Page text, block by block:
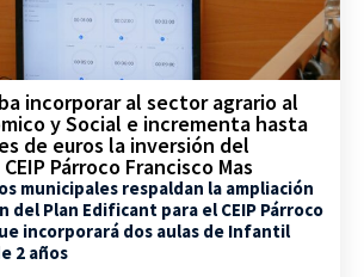
incorporar al sector agrario al
y Social e incrementa hasta
de euros la inversión del
Párroco Francisco Mas
municipales respaldan la ampliación
del Plan Edificant para el CEIP Párroco
incorporará dos aulas de Infantil
2 años